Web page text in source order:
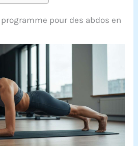
pour des abdos en